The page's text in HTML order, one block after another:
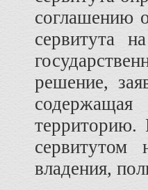
соглашению
сервитута
решение,
территорию.
сервитутом
владения,